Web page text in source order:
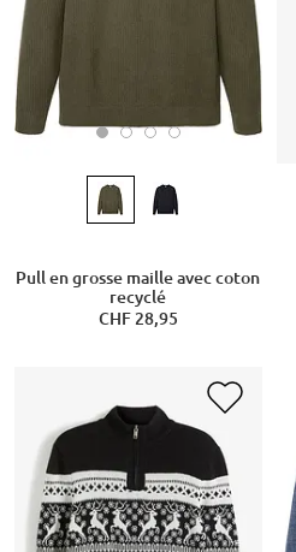
Pull en grosse maille avec coton
recyclé
CHF 28,95